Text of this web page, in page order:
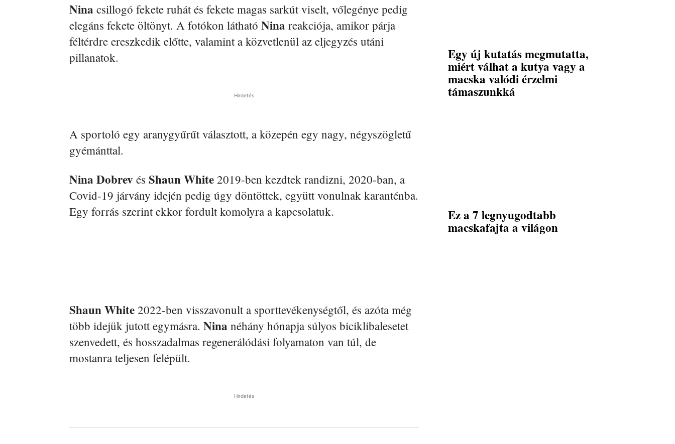
Nina csillogó fekete ruhát és fekete magas sarkút viselt, vőlegénye pedig
elegáns fekete öltönyt. A fotókon látható Nina reakciója, amikor párja
féltérdre ereszkedik előtte, valamint a közvetlenül az eljegyzés utáni
pillanatok.
Hirdetés
A sportoló egy aranygyűrűt választott, a közepén egy nagy, négyszögletű
gyémánttal.
Nina Dobrev és Shaun White 2019-ben kezdtek randizni, 2020-ban, a
Covid-19 járvány idején pedig úgy döntöttek, együtt vonulnak karanténba.
Egy forrás szerint ekkor fordult komolyra a kapcsolatuk.
Shaun White 2022-ben visszavonult a sporttevékenységtől, és azóta még
több idejük jutott egymásra. Nina néhány hónapja súlyos biciklibalesetet
szenvedett, és hosszadalmas regenerálódási folyamaton van túl, de
mostanra teljesen felépült.
Hirdetés
Egy új kutatás megmutatta,
miért válhat a kutya vagy a
macska valódi érzelmi
támaszunkká
Ez a 7 legnyugodtabb
macskafajta a világon